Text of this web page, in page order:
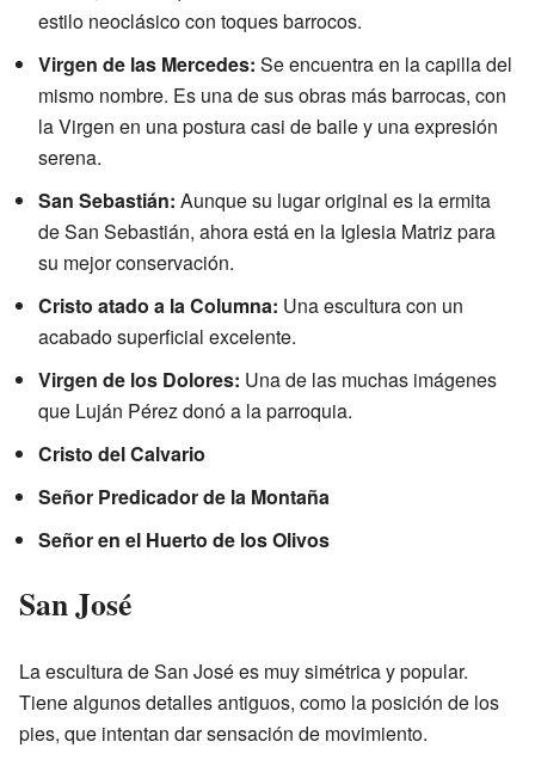
estilo neoclásico con toques barrocos.
Virgen de las Mercedes: Se encuentra en la capilla del
mismo nombre. Es una de sus obras más barrocas, con
la Virgen en una postura casi de baile y una expresión
serena.
San Sebastián: Aunque su lugar original es la ermita
de San Sebastián, ahora está en la Iglesia Matriz para
su mejor conservación.
Cristo atado a la Columna: Una escultura con un
acabado superficial excelente.
Virgen de los Dolores: Una de las muchas imágenes
que Luján Pérez donó a la parroquia.
Cristo del Calvario
Señor Predicador de la Montaña
Señor en el Huerto de los Olivos
San José
La escultura de San José es muy simétrica y popular.
Tiene algunos detalles antiguos, como la posición de los
pies, que intentan dar sensación de movimiento.